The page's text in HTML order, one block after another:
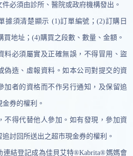
必須由診所、醫院或政府機構發出。
據須清楚顯示 (1)訂單編號；(2)訂購日
買地址；(4)購買之段數、數量、金額。
料必須屬實及正確無誤，不得冒用、盜
偽造、虛報資料。如本公司對提交的資
加者的資格而不作另行通知，及保留追
券的權利。
不得代替他人參加。如有發現，參加資
討回所送出之超市現金券的權利。
連結登記成為佳貝艾特®Kabrita®媽媽會